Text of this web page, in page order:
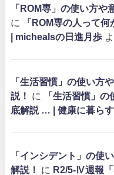
「ROM専」の使い方や
に
「ROM専の人って
| michealsの日進月歩
「生活習慣」の使い方
説！
に
「生活習慣」
底解説 … | 健康に暮ら
「インシデント」の使
解説！
に R2/5-Ⅳ週報